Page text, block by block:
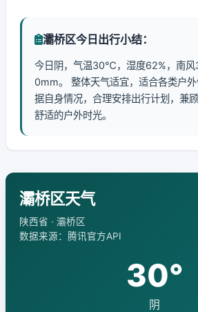
灞桥区今日出行小结：
今日阴，气温30℃，湿度62%，南
0mm。 整体天气适宜，适合各类户
据自身情况，合理安排出行计划，兼
舒适的户外时光。
灞桥区天气
陕西省 · 灞桥区
数据来源：腾讯官方API
30°
阴